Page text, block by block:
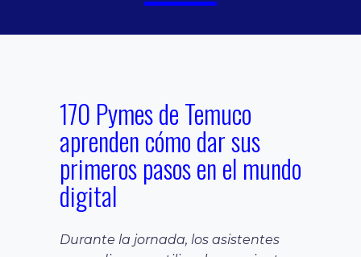
170 Pymes de Temuco
aprenden cómo dar sus
primeros pasos en el mundo
digital
Durante la jornada, los asistentes